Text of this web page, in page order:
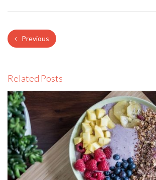
Previous
Related Posts